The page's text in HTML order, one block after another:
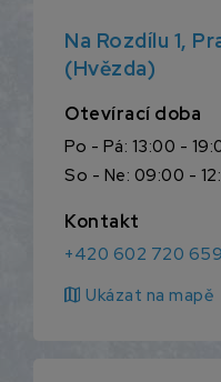
Na Rozdílu 1,
(Hvězda)
Otevírací doba
Po - Pá: 13:00 -
So - Ne: 09:00 -
Kontakt
+420 602 720 659
map Ukázat na mapě